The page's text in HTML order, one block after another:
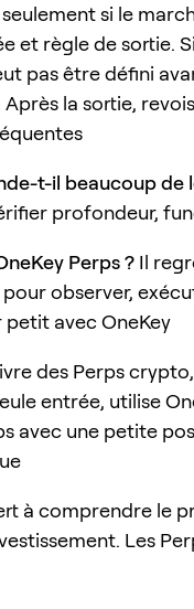
si le
et règle de sortie.
pas être défini
la sortie,
t-il beaucoup de
profondeur,
Perps ? Il
observer,
avec OneKey
des Perps
entrée, utilise
avec une petite
à comprendre le
Les